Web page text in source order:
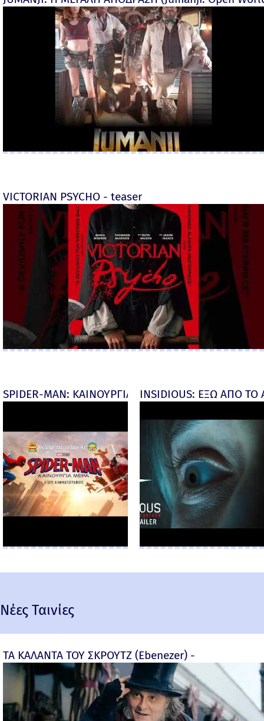
VICTORIAN PSYCHO - teaser
SPIDER-MAN: ΚΑΙΝΟΥΡΓΙΑ ΜΕΡΑ (Spider-Man:
INSIDIOUS: ΕΞΩ ΑΠΟ
Νέες Ταινίες
ΤΑ ΚΑΛΑΝΤΑ ΤΟΥ ΣΚΡΟΥΤΖ (Ebenezer) -